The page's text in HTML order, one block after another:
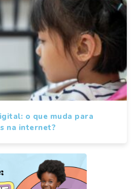
o que muda para
na internet?